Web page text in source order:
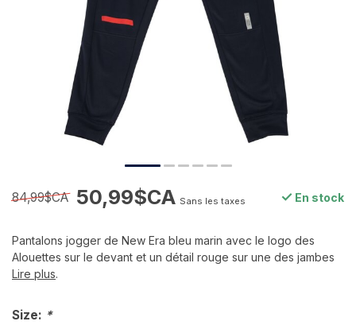
84,99$CA 50,99$CA Sans les taxes En stock
Pantalons jogger de New Era bleu marin avec le logo des
Alouettes sur le devant et un détail rouge sur une des jambes
Lire plus.
Size: *